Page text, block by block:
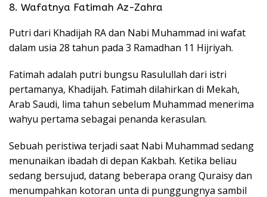
8. Wafatnya Fatimah Az-Zahra
Putri dari Khadijah RA dan Nabi Muhammad ini wafat
dalam usia 28 tahun pada 3 Ramadhan 11 Hijriyah.
Fatimah adalah putri bungsu Rasulullah dari istri
pertamanya, Khadijah. Fatimah dilahirkan di Mekah,
Arab Saudi, lima tahun sebelum Muhammad menerima
wahyu pertama sebagai penanda kerasulan.
Sebuah peristiwa terjadi saat Nabi Muhammad sedang
menunaikan ibadah di depan Kakbah. Ketika beliau
sedang bersujud, datang beberapa orang Quraisy dan
menumpahkan kotoran unta di punggungnya sambil